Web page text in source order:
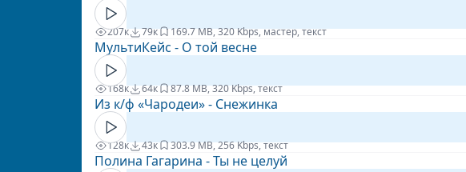
207к 79к 169.7 MB, 320 Kbps, мастер, текст
МультиКейс - О той весне
168к 64к 87.8 MB, 320 Kbps, текст
Из к/ф «Чародеи» - Снежинка
128к 43к 303.9 MB, 256 Kbps, текст
Полина Гагарина - Ты не целуй